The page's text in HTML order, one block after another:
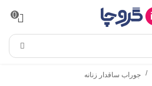
0
/ جوراب ساقدار زنانه